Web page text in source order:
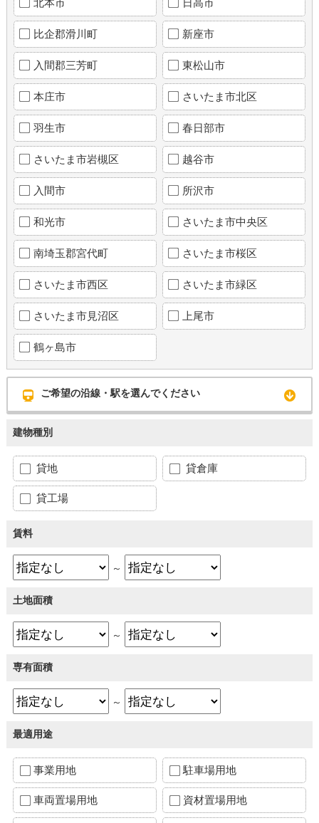
比企郡滑川町 新座市
入間郡三芳町 東松山市
本庄市 さいたま市北区
羽生市 春日部市
さいたま市岩槻区 越谷市
入間市 所沢市
和光市 さいたま市中央区
南埼玉郡宮代町 さいたま市桜区
さいたま市西区 さいたま市緑区
さいたま市見沼区 上尾市
鶴ヶ島市
ご希望の沿線・駅を選んでください
建物種別
貸地 貸倉庫
貸工場
賃料
～
土地面積
～
専有面積
～
最適用途
事業用地 駐車場用地
車両置場用地 資材置場用地